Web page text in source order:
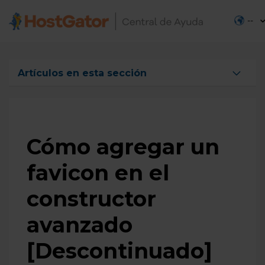
--
Artículos en esta sección
constructor avanzado [Descontinuado]
Restablecer el tema constructor avanzado
[Descontinuado]
Secciones del constructor avanzado [Descontinuado]
Cómo agregar un
favicon en el
constructor
avanzado
[Descontinuado]